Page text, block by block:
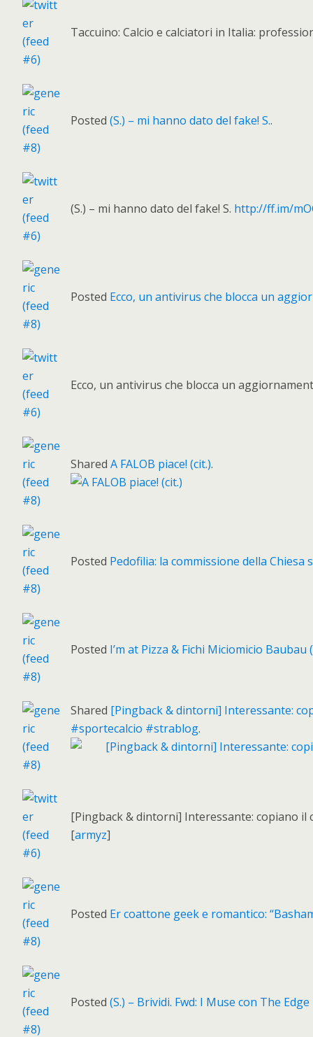
Taccuino: Calcio e calciatori in Italia:
Posted (S.) – mi hanno dato del fake! S..
(S.) – mi hanno dato del fake! S. http://ff.im/
Posted Ecco, un antivirus che blocca un
Ecco, un antivirus che blocca un
Shared A FALOB piace! (cit.).
Posted Pedofilia: la commissione della Chiesa
Posted I’m at Pizza & Fichi Miciomicio
Shared [Pingback & dintorni] Interessante:
#sportecalcio #strablog.
[Pingback & dintorni] Interessante: copiano
[armyz]
Posted Er coattone geek e romantico:
Posted (S.) – Brividi. Fwd: I Muse con The